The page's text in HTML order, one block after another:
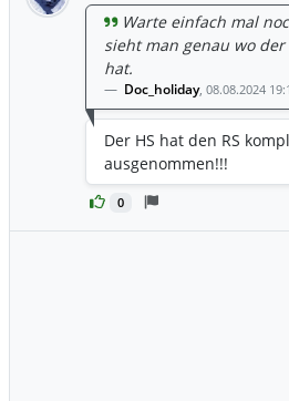
0
Warte einfach mal
sieht man genau wo der
hat.
Doc_holiday, 08.08.2024
Der HS hat den RS
ausgenommen!!!